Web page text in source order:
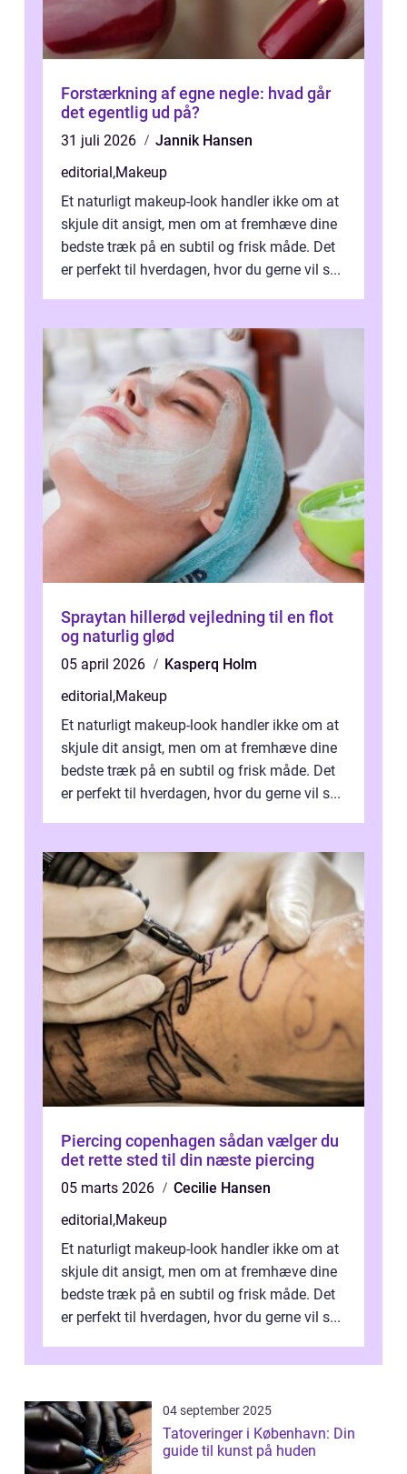
Forstærkning af egne negle: hvad går
det egentlig ud på?
31 juli 2026
Jannik Hansen
editorial,Makeup
Et naturligt makeup-look handler ikke om at
skjule dit ansigt, men om at fremhæve dine
bedste træk på en subtil og frisk måde. Det
er perfekt til hverdagen, hvor du gerne vil s...
Spraytan hillerød vejledning til en flot
og naturlig glød
05 april 2026
Kasperq Holm
editorial,Makeup
Et naturligt makeup-look handler ikke om at
skjule dit ansigt, men om at fremhæve dine
bedste træk på en subtil og frisk måde. Det
er perfekt til hverdagen, hvor du gerne vil s...
Piercing copenhagen sådan vælger du
det rette sted til din næste piercing
05 marts 2026
Cecilie Hansen
editorial,Makeup
Et naturligt makeup-look handler ikke om at
skjule dit ansigt, men om at fremhæve dine
bedste træk på en subtil og frisk måde. Det
er perfekt til hverdagen, hvor du gerne vil s...
04 september 2025
Tatoveringer i København: Din
guide til kunst på huden